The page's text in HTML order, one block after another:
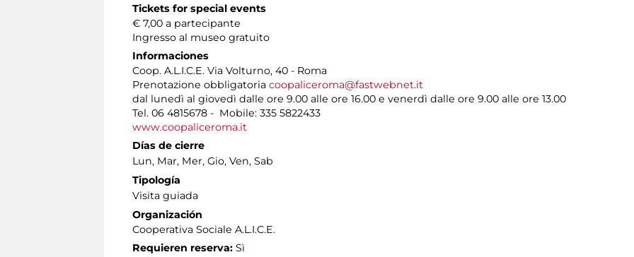
Tickets for special events
€ 7,00 a partecipante
Ingresso al museo gratuito
Informaciones
Coop. A.L.I.C.E. Via Volturno, 40 - Roma
Prenotazione obbligatoria coopaliceroma@fastwebnet.it
dal lunedì al giovedì dalle ore 9.00 alle ore 16.00 e venerdì dalle ore 9.00 alle ore 13.00
Tel. 06 4815678 - Mobile: 335 5822433
www.coopaliceroma.it
Días de cierre
Lun, Mar, Mer, Gio, Ven, Sab
Tipología
Visita guiada
Organización
Cooperativa Sociale A.L.I.C.E.
Requieren reserva: Sì